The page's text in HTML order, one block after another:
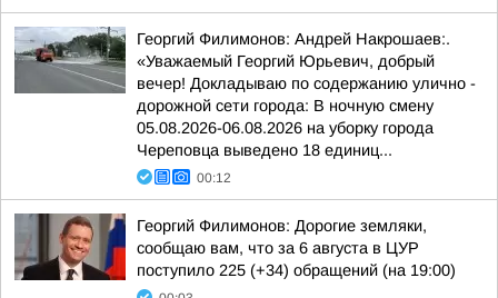
Георгий Филимонов: Андрей Накрошаев:.
«Уважаемый Георгий Юрьевич, добрый
вечер! Докладываю по содержанию улично -
дорожной сети города: В ночную смену
05.08.2026-06.08.2026 на уборку города
Череповца выведено 18 единиц...
00:12
Георгий Филимонов: Дорогие земляки,
сообщаю вам, что за 6 августа в ЦУР
поступило 225 (+34) обращений (на 19:00)